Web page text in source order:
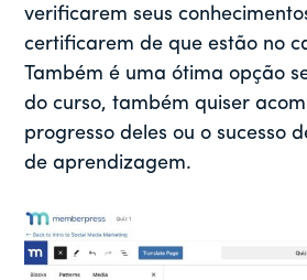
verificarem seus
certificarem de que estão no
Também é uma ótima opção
do curso, também quiser
progresso deles ou o sucesso
de aprendizagem.